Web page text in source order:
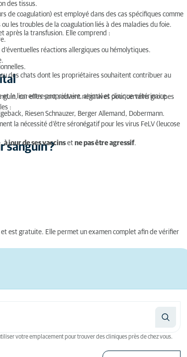
des tissus.
de coagulation) est employé dans des cas spécifiques comme
les troubles de la coagulation liés à des maladies du foie.
après la transfusion. Elle comprend :
réactions allergiques ou hémolytiques.
des chats dont les propriétaires souhaitent contribuer au
et le lien entre propriétaire, animal et clinique vétérinaire.
car elles sont souvent négatives pour certains groupes
:
Riesen Schnauzer, Berger Allemand, Dobermann.
la nécessité d’être séronégatif pour les virus FeLV (leucose
sanguin ?
,à jour de ses vaccins et ne pas être agressif.
est gratuite. Elle permet un examen complet afin de vérifier
votre emplacement pour trouver des cliniques près de chez vous.